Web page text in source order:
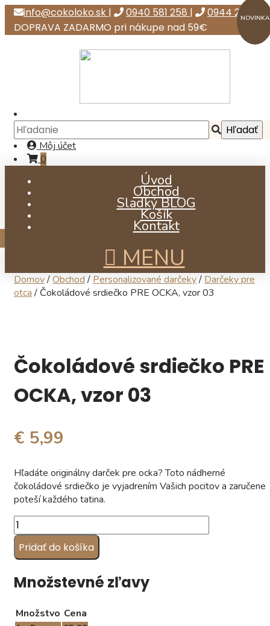
info@cokoloko.sk | 0940 581 258 |
0944 247 111
DOPRAVA ZADARMO pri nákupe nad 59€
Môj účet
0
Úvod
Obchod
Sladký BLOG
Košík
Kontakt
MENU
Domov/Obchod / Personalizované darčeky/ Darčeky pre
otca / Čokoládové srdiečko PRE OCKA, vzor 03
Čokoládové srdiečko PRE
OCKA, vzor 03
€ 5,99
Hľadáte originálny darček pre ocka? Toto nádherné
čokoládové srdiečko je vyjadrením Vašich pocitov a zaručene
poteší každého tatina.
množstvo
Čokoládové
srdiečko
PRE
OCKA,
vzor
Pridať do košíka
Množstevné zľavy
Množstvo Cena
NOVINKA